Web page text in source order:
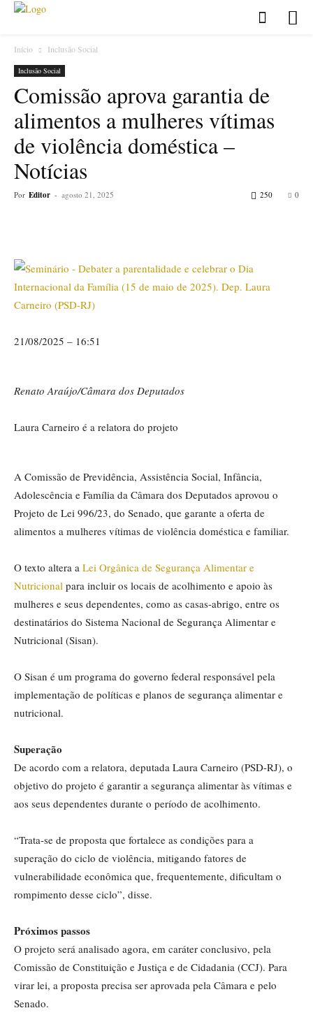
Início Inclusão Social
Inclusão Social
Comissão aprova garantia de
alimentos a mulheres vítimas
de violência doméstica –
Notícias
Por Editor - agosto 21, 2025 0
250
21/08/2025 – 16:51
Renato Araújo/Câmara dos Deputados
Laura Carneiro é a relatora do projeto
A Comissão de Previdência, Assistência Social, Infância,
Adolescência e Família da Câmara dos Deputados aprovou o
Projeto de Lei 996/23, do Senado, que garante a oferta de
alimentos a mulheres vítimas de violência doméstica e familiar.
O texto altera a Lei Orgânica de Segurança Alimentar e
Nutricional para incluir os locais de acolhimento e apoio às
mulheres e seus dependentes, como as casas-abrigo, entre os
destinatários do Sistema Nacional de Segurança Alimentar e
Nutricional (Sisan).
O Sisan é um programa do governo federal responsável pela
implementação de políticas e planos de segurança alimentar e
nutricional.
Superação
De acordo com a relatora, deputada Laura Carneiro (PSD-RJ), o
objetivo do projeto é garantir a segurança alimentar às vítimas e
aos seus dependentes durante o período de acolhimento.
“Trata-se de proposta que fortalece as condições para a
superação do ciclo de violência, mitigando fatores de
vulnerabilidade econômica que, frequentemente, dificultam o
rompimento desse ciclo”, disse.
Próximos passos
O projeto será analisado agora, em caráter conclusivo, pela
Comissão de Constituição e Justiça e de Cidadania (CCJ). Para
virar lei, a proposta precisa ser aprovada pela Câmara e pelo
Senado.